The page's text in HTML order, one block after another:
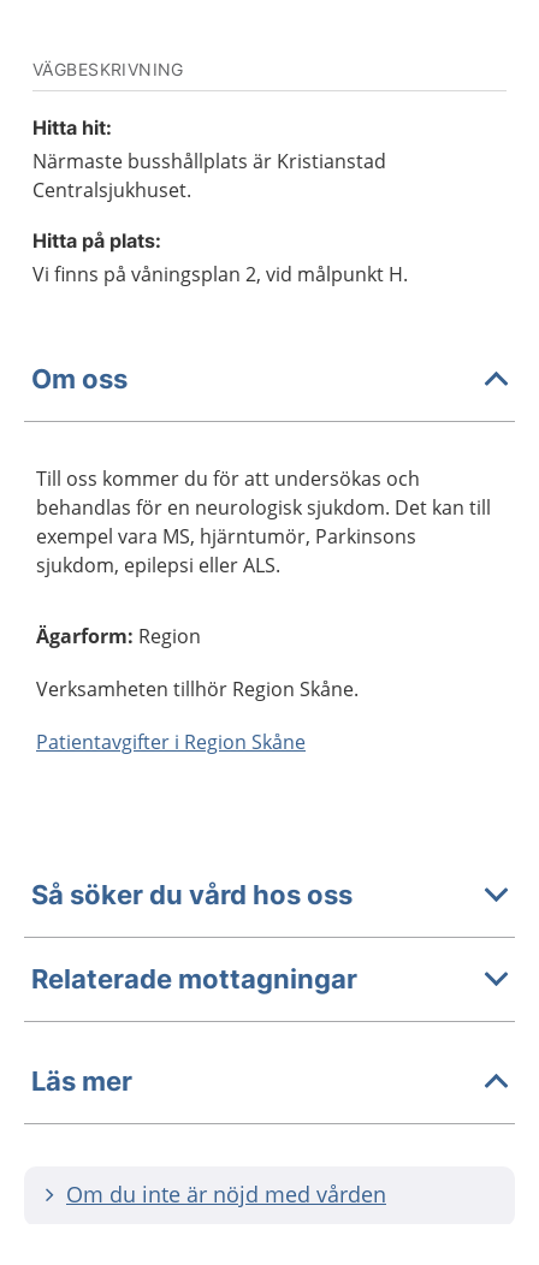
VÄGBESKRIVNING
Hitta hit:
Närmaste busshållplats är Kristianstad
Centralsjukhuset.
Hitta på plats:
Vi finns på våningsplan 2, vid målpunkt H.
Om oss
Till oss kommer du för att undersökas och
behandlas för en neurologisk sjukdom. Det kan till
exempel vara MS, hjärntumör, Parkinsons
sjukdom, epilepsi eller ALS.
Ägarform: Region
Verksamheten tillhör Region Skåne.
Patientavgifter i Region Skåne
Så söker du vård hos oss
Relaterade mottagningar
Läs mer
Om du inte är nöjd med vården